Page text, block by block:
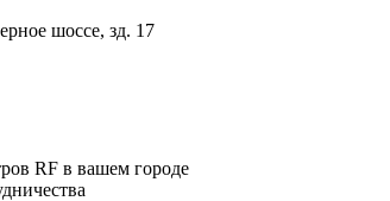
шоссе, зд. 17
RF в вашем городе